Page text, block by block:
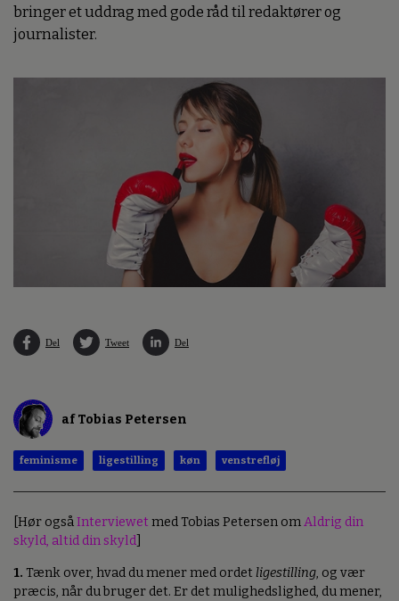
bringer et uddrag med gode råd til redaktører og
journalister.
Del Tweet Del
af Tobias Petersen
feminisme ligestilling køn venstrefløj
[Hør ogsåInterviewet med Tobias Petersen omAldrig din
skyld, altid din skyld
1. Tænk over, hvad du mener med ordet ligestilling, og vær
præcis, når du bruger det. Er det mulighedslighed, du mener,